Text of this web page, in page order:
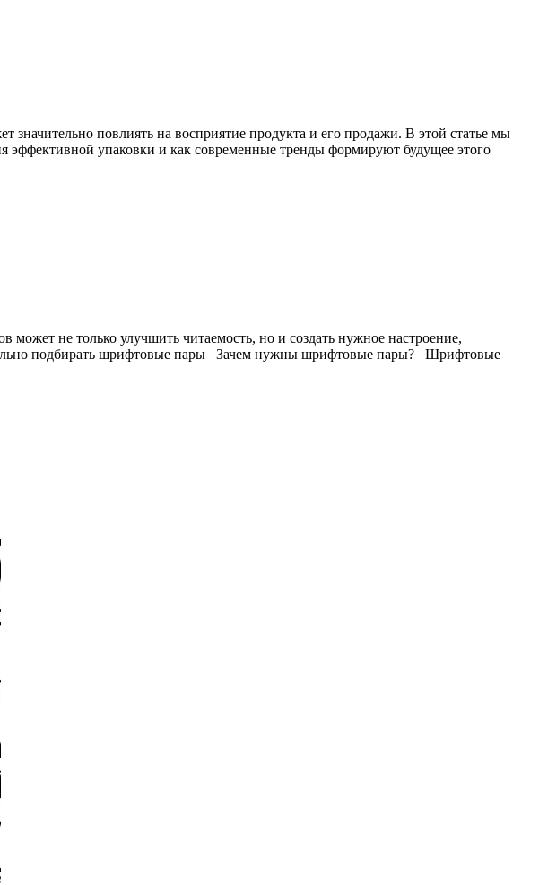
повлиять на восприятие продукта и его продажи. В этой статье мы
эффективной упаковки и как современные тренды формируют будущее этого
не только улучшить читаемость, но и создать нужное настроение,
подбирать шрифтовые пары Зачем нужны шрифтовые пары? Шрифтовые